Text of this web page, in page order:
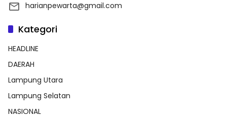
harianpewarta@gmail.com
Kategori
HEADLINE
DAERAH
Lampung Utara
Lampung Selatan
NASIONAL